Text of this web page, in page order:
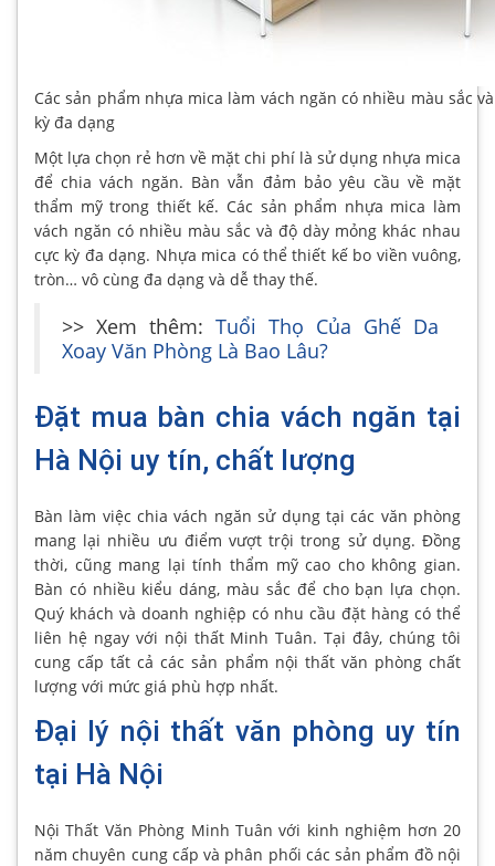
Các sản phẩm nhựa mica làm vách ngăn có nhiều màu sắc
kỳ đa dạng
Một lựa chọn rẻ hơn về mặt chi phí là sử dụng nhựa mica
để chia vách ngăn. Bàn vẫn đảm bảo yêu cầu về mặt
thẩm mỹ trong thiết kế. Các sản phẩm nhựa mica làm
vách ngăn có nhiều màu sắc và độ dày mỏng khác nhau
cực kỳ đa dạng. Nhựa mica có thể thiết kế bo viền vuông,
tròn… vô cùng đa dạng và dễ thay thế.
>> Xem thêm: Tuổi Thọ Của Ghế Da
Xoay Văn Phòng Là Bao Lâu?
Đặt mua bàn chia vách ngăn tại
Hà Nội uy tín, chất lượng
Bàn làm việc chia vách ngăn sử dụng tại các văn phòng
mang lại nhiều ưu điểm vượt trội trong sử dụng. Đồng
thời, cũng mang lại tính thẩm mỹ cao cho không gian.
Bàn có nhiều kiểu dáng, màu sắc để cho bạn lựa chọn.
Quý khách và doanh nghiệp có nhu cầu đặt hàng có thể
liên hệ ngay với nội thất Minh Tuân. Tại đây, chúng tôi
cung cấp tất cả các sản phẩm nội thất văn phòng chất
lượng với mức giá phù hợp nhất.
Đại lý nội thất văn phòng uy tín
tại Hà Nội
Nội Thất Văn Phòng Minh Tuân với kinh nghiệm hơn 20
năm chuyên cung cấp và phân phối các sản phẩm đồ nội